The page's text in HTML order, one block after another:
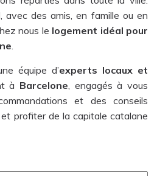
avec des amis, en famille ou en
nous le logement idéal pour
.
équipe d’experts locaux et
à Barcelone, engagés à vous
et des conseils
profiter de la capitale catalane